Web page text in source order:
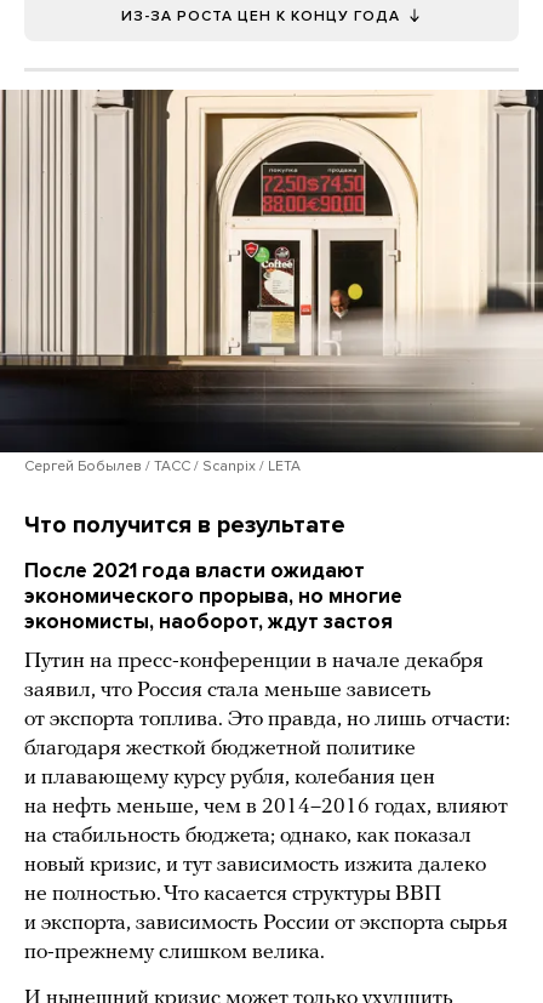
ИЗ-ЗА РОСТА ЦЕН К КОНЦУ ГОДА
Сергей Бобылев / ТАСС / Scanpix / LETA
Что получится в результате
После 2021 года власти ожидают
экономического прорыва, но многие
экономисты, наоборот, ждут застоя
Путин на пресс-конференции в начале декабря
заявил, что Россия стала меньше зависеть
от экспорта топлива. Это правда, но лишь отчасти:
благодаря жесткой бюджетной политике
и плавающему курсу рубля, колебания цен
на нефть меньше, чем в 2014–2016 годах, влияют
на стабильность бюджета; однако, как показал
новый кризис, и тут зависимость изжита далеко
не полностью. Что касается структуры ВВП
и экспорта, зависимость России от экспорта сырья
по-прежнему слишком велика.